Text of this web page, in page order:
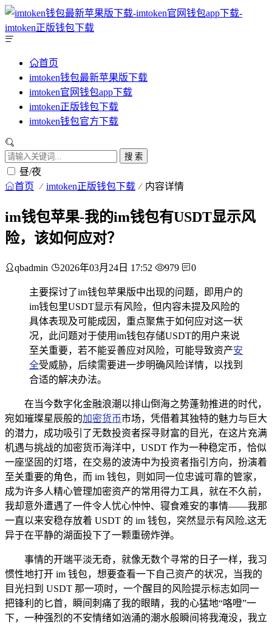
首页
imtoken钱包最新苹果版下载
imtoken官网钱包app下载
imtoken正版钱包下载
imtoken钱包官方下载
搜 索
昼/夜
首页 imtoken正版钱包下载 内容详情
im钱包苹果-我的im钱包有USDT显示风
险，该如何应对？
qbadmin 2026年03月24日 17:52 979 0
主要探讨了im钱包苹果版中出现的问题，即用户的
im钱包里USDT显示有风险，但内容未提及风险的
具体表现及可能成因，重点聚焦于如何应对这一状
况，此问题对于使用im钱包存储USDT的用户来说
至关重要，若不能妥善应对风险，可能导致资产安
全受威胁，后续需要进一步明确风险详情，以找到
合适的解决办法。
在当今数字化金融浪潮以排山倒海之势蓬勃推进的时代，
宛如璀璨星辰般的加密货币市场，凭借着其独特的魅力与巨大
的潜力，成功吸引了无数投资者探寻财富的目光，在这片充满
机遇与挑战的加密货币海洋中，USDT 作为一种稳定币，恰似
一座坚固的灯塔，在交易的波涛中为投资者指引方向，扮演着
至关重要的角色，而 im 钱包，则如同一位忠诚可靠的管家，
成为许多人精心管理加密资产的常用得力工具，就在不久前，
我却意外遭遇了一件令人忧心忡忡、寝食难安的事情——我那
一直以来安稳存放着 USDT 的 im 钱包，突然显示有风险,这无
异于在平静的湖面投下了一颗重磅炸弹。
事情的开端平淡无奇，就像无数个寻常的日子一样，我习
惯性地打开 im 钱包，想要查看一下自己资产的状况，当我的
目光扫到 USDT 那一项时，一个醒目的风险提示标志如同一
把锋利的匕首，瞬间刺痛了我的眼睛，我的心猛地“咯噔”一
下，一种强烈的不安情绪如汹涌的潮水般瞬间将我淹没，我立